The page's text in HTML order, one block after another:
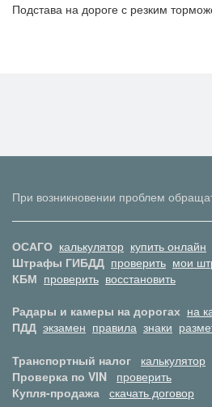
Подстава на дороге с резким
При возникновении проблем
ОСАГО калькулятор купить онлайн
Штрафы ГИБДД проверить мои
КБМ проверить восстановить
Радары и камеры на дорогах на
ПДД экзамен правила знаки
Транспортный налог
калькулятор
Проверка по VIN
проверить
Купля-продажа скачать договор